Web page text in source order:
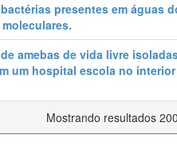
presentes em águas
amebas de vida livre
um hospital escola no
Mostrando resultados